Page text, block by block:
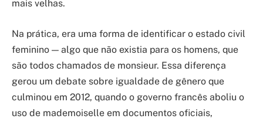
mais velhas.
Na prática, era uma forma de identificar o estado civil
feminino — algo que não existia para os homens, que
são todos chamados de monsieur. Essa diferença
gerou um debate sobre igualdade de gênero que
culminou em 2012, quando o governo francês aboliu o
uso de mademoiselle em documentos oficiais,